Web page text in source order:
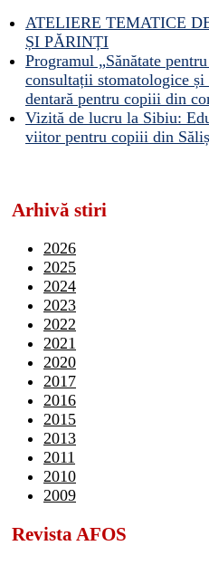
ATELIERE TEMATICE
ȘI PĂRINȚI
Programul „Sănătate
consultații stomatologice
dentară pentru copiii din
Vizită de lucru la Sibiu:
viitor pentru copiii din
Arhivă stiri
2026
2025
2024
2023
2022
2021
2020
2017
2016
2015
2013
2011
2010
2009
Revista AFOS